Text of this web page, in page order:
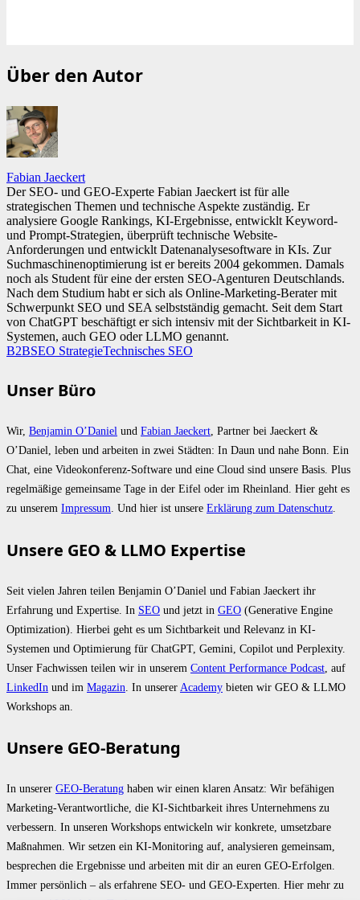
Über den Autor
Fabian Jaeckert
Der SEO- und GEO-Experte Fabian Jaeckert ist für alle
strategischen Themen und technische Aspekte zuständig. Er
analysiere Google Rankings, KI-Ergebnisse, entwicklt Keyword-
und Prompt-Strategien, überprüft technische Website-
Anforderungen und entwicklt Datenanalysesoftware in KIs. Zur
Suchmaschinenoptimierung ist er bereits 2004 gekommen. Damals
noch als Student für eine der ersten SEO-Agenturen Deutschlands.
Nach dem Studium habt er sich als Online-Marketing-Berater mit
Schwerpunkt SEO und SEA selbstständig gemacht. Seit dem Start
von ChatGPT beschäftigt er sich intensiv mit der Sichtbarkeit in KI-
Systemen, auch GEO oder LLMO genannt.
B2BSEO StrategieTechnisches SEO
Unser Büro
Wir, Benjamin O’Daniel und Fabian Jaeckert , Partner bei Jaeckert &
O’Daniel, leben und arbeiten in zwei Städten: In Daun und nahe Bonn. Ein
Chat, eine Videokonferenz-Software und eine Cloud sind unsere Basis. Plus
regelmäßige gemeinsame Tage in der Eifel oder im Rheinland. Hier geht es
zu unserem Impressum . Und hier ist unsere Erklärung zum Datenschutz
Unsere GEO & LLMO Expertise
Seit vielen Jahren teilen Benjamin O’Daniel und Fabian Jaeckert ihr
Erfahrung und Expertise. In SEO und jetzt in GEO (Generative Engine
Optimization). Hierbei geht es um Sichtbarkeit und Relevanz in KI-
Systemen und Optimierung für ChatGPT, Gemini, Copilot und Perplexity.
Unser Fachwissen teilen wir in unserem Content Performance Podcast , auf
LinkedIn und im Magazin . In unserer Academy bieten wir GEO & LLMO
Workshops an.
Unsere GEO-Beratung
In unserer GEO-Beratung haben wir einen klaren Ansatz: Wir befähigen
Marketing-Verantwortliche, die KI-Sichtbarkeit ihres Unternehmens zu
verbessern. In unseren Workshops entwickeln wir konkrete, umsetzbare
Maßnahmen. Wir setzen ein KI-Monitoring auf, analysieren gemeinsam,
besprechen die Ergebnisse und arbeiten mit dir an euren GEO-Erfolgen.
Immer persönlich – als erfahrene SEO- und GEO-Experten. Hier mehr zu